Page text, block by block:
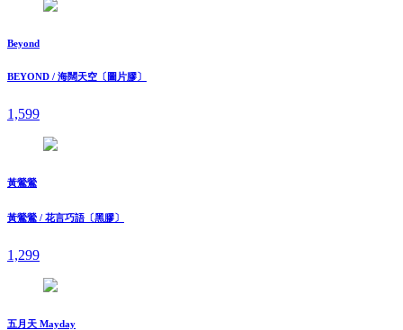
Beyond
BEYOND / 海闊天空〔圖片膠〕
1,599
黃鶯鶯
黃鶯鶯 / 花言巧語〔黑膠〕
1,299
五月天 Mayday